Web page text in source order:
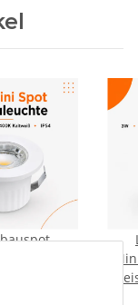
IP54 rund
gold/silber